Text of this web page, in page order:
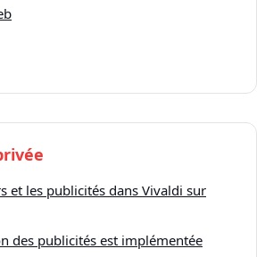
et les publicités dans Vivaldi sur
des publicités est implémentée